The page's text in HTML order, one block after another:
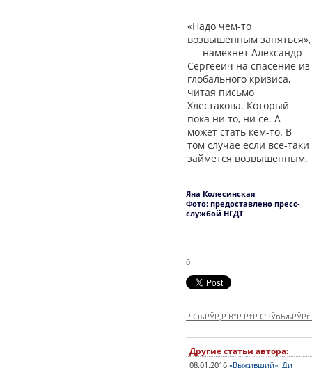
«Надо чем-то
возвышенным заняться»,
— намекнет Александр
Сергееич на спасение из
глобального кризиса,
читая письмо
Хлестакова. Который
пока ни то, ни се. А
может стать кем-то. В
том случае если все-таки
займется возвышенным.
Яна Колесинская
Фото: предоставлено пресс-
службой НГДТ
0
Р СњРЎР‚Р В°Р Р†Р
Другие статьи автора:
08.01.2016 «Выживший»: Ди